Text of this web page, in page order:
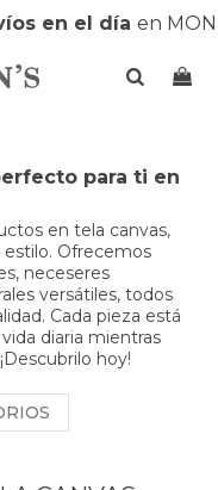
en el díaen
para ti en
en tela canvas,
estilo. Ofrecemos
neceseres
versátiles, todos
Cada pieza está
diaria mientras
hoy!